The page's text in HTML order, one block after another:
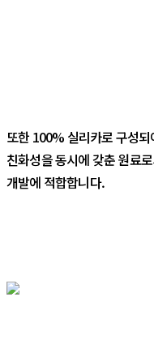
또한 100% 실리카로 구성
친화성을 동시에 갖춘 원료
개발에 적합합니다.